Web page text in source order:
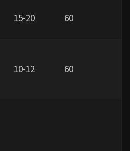
15-20 60
10-12 60